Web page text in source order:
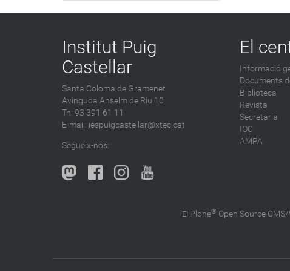
Institut Puig
Castellar
Santa Coloma de Gramenet
Avinguda Anselm de Riu 10
Tn: 93 391 61 11
E-mail: iespuigcastellar@xtec.cat
Segueix-nos:
El
Informació
Documents
Biblioteca
Revista
Secretaria
IOC
AMPA
El Plone® Open Source